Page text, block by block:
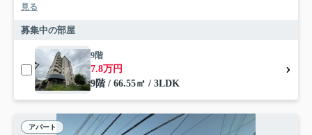
見る
募集中の部屋
9階
7.8万円
9階 / 66.55㎡ / 3LDK
アパート